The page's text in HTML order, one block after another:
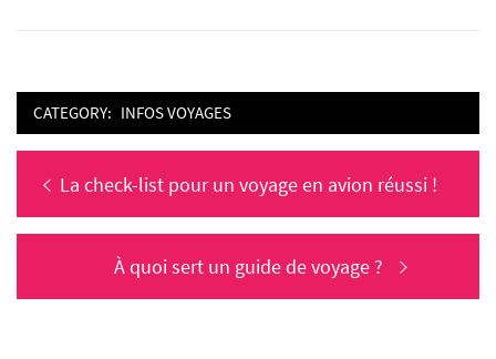
CATEGORY: INFOS VOYAGES
Navigation
de
l’article
Previous
post:
La check-list pour un voyage en avion réussi !
Next
post:
À quoi sert un guide de voyage ?